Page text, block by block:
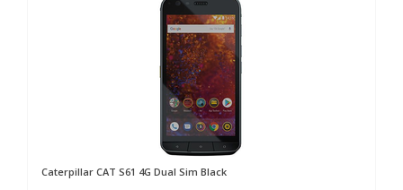
Caterpillar CAT S61 4G Dual Sim Black